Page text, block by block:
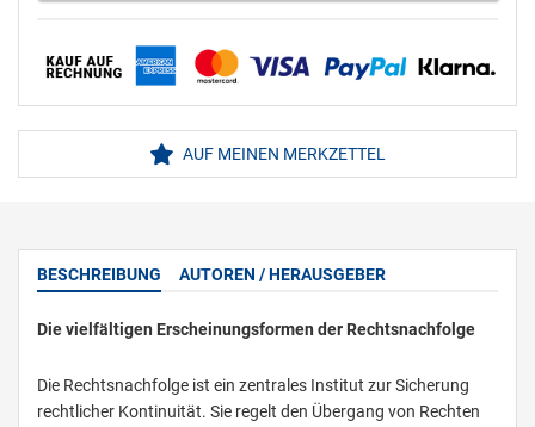
AUF MEINEN MERKZETTEL
BESCHREIBUNG AUTOREN / HERAUSGEBER
Die vielfältigen Erscheinungsformen der Rechtsnachfolge
Die Rechtsnachfolge ist ein zentrales Institut zur Sicherung
rechtlicher Kontinuität. Sie regelt den Übergang von Rechten